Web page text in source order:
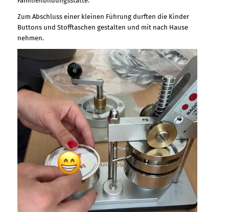
Zum Abschluss einer kleinen Führung durften die Kinder
Buttons und Stofftaschen gestalten und mit nach Hause
nehmen.